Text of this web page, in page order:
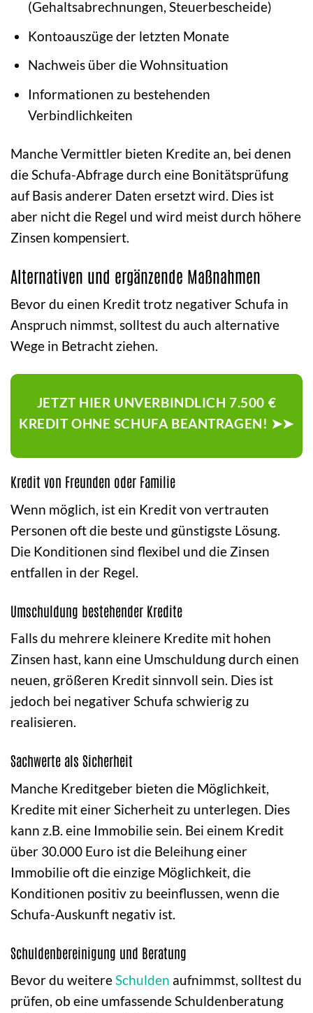
(Gehaltsabrechnungen, Steuerbescheide)
Kontoauszüge der letzten Monate
Nachweis über die Wohnsituation
Informationen zu bestehenden
Verbindlichkeiten
Manche Vermittler bieten Kredite an, bei denen
die Schufa-Abfrage durch eine Bonitätsprüfung
auf Basis anderer Daten ersetzt wird. Dies ist
aber nicht die Regel und wird meist durch höhere
Zinsen kompensiert.
Alternativen und ergänzende Maßnahmen
Bevor du einen Kredit trotz negativer Schufa in
Anspruch nimmst, solltest du auch alternative
Wege in Betracht ziehen.
JETZT HIER UNVERBINDLICH 7.500 €
KREDIT OHNE SCHUFA BEANTRAGEN! ➤➤
Kredit von Freunden oder Familie
Wenn möglich, ist ein Kredit von vertrauten
Personen oft die beste und günstigste Lösung.
Die Konditionen sind flexibel und die Zinsen
entfallen in der Regel.
Umschuldung bestehender Kredite
Falls du mehrere kleinere Kredite mit hohen
Zinsen hast, kann eine Umschuldung durch einen
neuen, größeren Kredit sinnvoll sein. Dies ist
jedoch bei negativer Schufa schwierig zu
realisieren.
Sachwerte als Sicherheit
Manche Kreditgeber bieten die Möglichkeit,
Kredite mit einer Sicherheit zu unterlegen. Dies
kann z.B. eine Immobilie sein. Bei einem Kredit
über 30.000 Euro ist die Beleihung einer
Immobilie oft die einzige Möglichkeit, die
Konditionen positiv zu beeinflussen, wenn die
Schufa-Auskunft negativ ist.
Schuldenbereinigung und Beratung
Bevor du weitereSchulden aufnimmst, solltest du
prüfen, ob eine umfassende Schuldenberatung